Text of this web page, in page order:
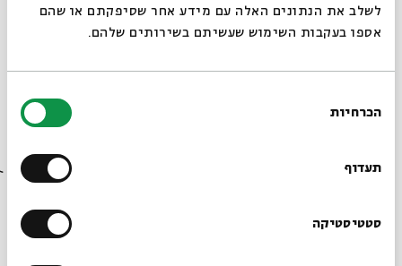
לשלב את הנתונים האלה עם מידע אחר שסיפקתם או שהם
אספו בעקבות השימוש שעשיתם בשירותים שלהם.
הסכמה
הכרחיות
תעדוף
סטטיסטיקה
גיליס ויונתן בלומנפלד
מפגש שלישי 17.02 :
סדנת לימוד ויצירה עם חומרים מהטבע,
בהנחיית שי גיליס ורוני ביטון
שיתוף הרשמה לאירועים דומים